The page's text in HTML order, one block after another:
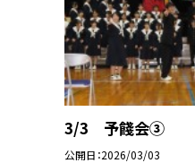
3/3 予餞会③
公開日 2026/03/03